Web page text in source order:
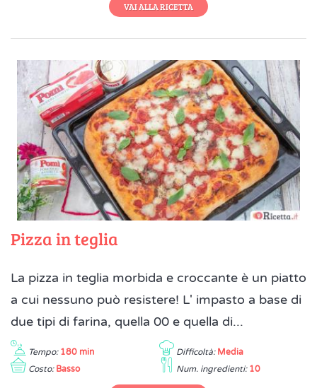
VAI ALLA RICETTA
Pizza in teglia
La pizza in teglia morbida e croccante è un piatto
a cui nessuno può resistere! L' impasto a base di
due tipi di farina, quella 00 e quella di...
Tempo: 180 min Difficoltà: Media
Costo: Basso Num. ingredienti: 10